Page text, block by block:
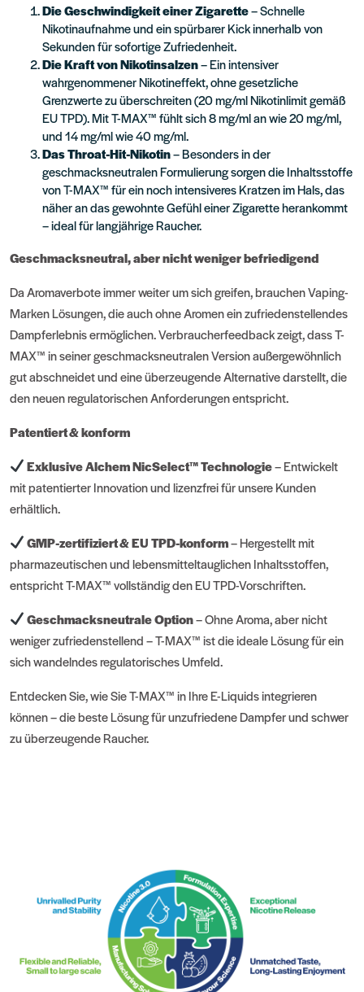
Die Geschwindigkeit einer Zigarette– Schnelle
Nikotinaufnahme und ein spürbarer Kick innerhalb von
Sekunden für sofortige Zufriedenheit.
Die Kraft von Nikotinsalzen– Ein intensiver
wahrgenommener Nikotineffekt, ohne gesetzliche
Grenzwerte zu überschreiten (20 mg/ml Nikotinlimit gemäß
EU TPD). Mit T-MAX™ fühlt sich 8 mg/ml an wie 20 mg/ml,
und 14 mg/ml wie 40 mg/ml.
Das Throat-Hit-Nikotin– Besonders in der
geschmacksneutralen Formulierung sorgen die Inhaltsstoffe
von T-MAX™ für ein noch intensiveres Kratzen im Hals, das
näher an das gewohnte Gefühl einer Zigarette herankommt
– ideal für langjährige Raucher.
Geschmacksneutral, aber nicht weniger befriedigend
Da Aromaverbote immer weiter um sich greifen, brauchen Vaping-
Marken Lösungen, die auch ohne Aromen ein zufriedenstellendes
Dampferlebnis ermöglichen. Verbraucherfeedback zeigt, dass T-
MAX™ in seiner geschmacksneutralen Version außergewöhnlich
gut abschneidet und eine überzeugende Alternative darstellt, die
den neuen regulatorischen Anforderungen entspricht.
Patentiert & konform
Exklusive Alchem NicSelect™ Technologie– Entwickelt
mit patentierter Innovation und lizenzfrei für unsere Kunden
erhältlich.
GMP-zertifiziert & EU TPD-konform– Hergestellt mit
pharmazeutischen und lebensmitteltauglichen Inhaltsstoffen,
entspricht T-MAX™ vollständig den EU TPD-Vorschriften.
Geschmacksneutrale Option– Ohne Aroma, aber nicht
weniger zufriedenstellend – T-MAX™ ist die ideale Lösung für ein
sich wandelndes regulatorisches Umfeld.
Entdecken Sie, wie Sie T-MAX™ in Ihre E-Liquids integrieren
können – die beste Lösung für unzufriedene Dampfer und schwer
zu überzeugende Raucher.